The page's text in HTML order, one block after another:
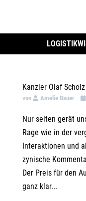
Kanzler Olaf
von Amelie Bauer
Nur selten gerät
Rage wie in der
Interaktionen und
zynische
Der Preis für den
ganz klar...